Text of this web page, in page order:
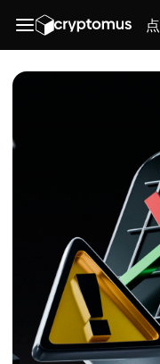
点